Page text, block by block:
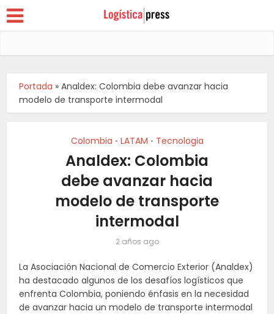
Portada »Analdex: Colombia debe avanzar hacia
modelo de transporte intermodal
Colombia • LATAM • Tecnologia
Analdex: Colombia
debe avanzar hacia
modelo de transporte
intermodal
2 años ago
La Asociación Nacional de Comercio Exterior (Analdex)
ha destacado algunos de los desafíos logísticos que
enfrenta Colombia, poniendo énfasis en la necesidad
de avanzar hacia un modelo de transporte intermodal